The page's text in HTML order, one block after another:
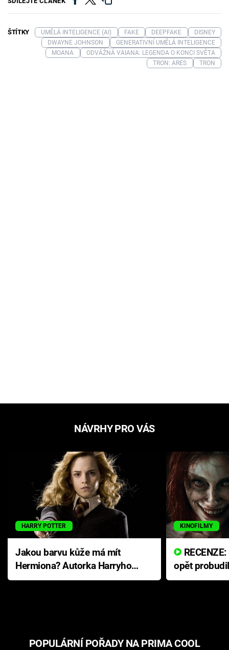
ŠTÍTKY UMĚLÁ INTELIGENCE (AI) FAKE DEEPFAKE
DISNEY
DWAYNE JOHNSON
GENERATIVNÍ UMĚLÁ INTELIGENCE
MOANA
ODVÁŽNÁ VAIANA: LEGENDA O KONCI SVĚTA
TRON: ARES
TRON
NÁVRHY PRO VÁS
HARRY POTTER
Jakou barvu kůže má mít
Hermiona? Autorka Harryho
Pottera přišla s ráznou
KINOFILMY
opět
přichází s
POPULÁRNÍ POŘADY NA PRIMA COOL